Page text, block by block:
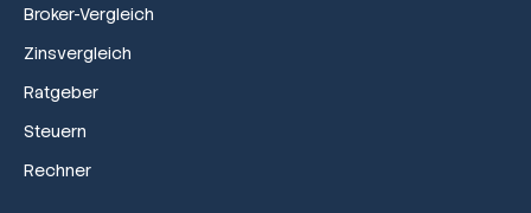
Broker-Vergleich
Zinsvergleich
Ratgeber
Steuern
Rechner